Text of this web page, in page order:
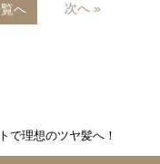
へ 次へ »
で理想のツヤ髪へ！